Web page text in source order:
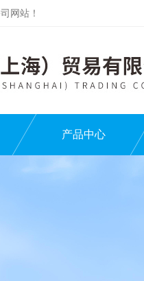
网站！
产品中心